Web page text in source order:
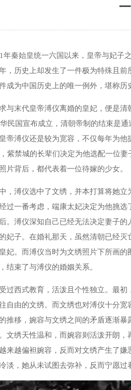
年秦始皇统一六国以来，皇帝与妃子
，历史上却发生了一件极为特殊且
成为中国历史上的唯一例外，堪称历
与末代皇帝溥仪离婚的皇妃，便是
民国宣布成立，清朝帝制的结束是
帝溥仪还是较为宽容，不仅每年为
紫禁城的长辈们决定为他选配一位
片背后，都代表着一位待嫁的少女。
，溥仪选中了文绣，并本打算将她
过一番考虑，端康太妃决定为他挑
。溥仪深知自己已经无法决定妻子
妃子。在婚礼那天，虽然清朝已经
妃。而溥仪当时为文绣照片下所画
结束了与溥仪的婚姻关系。
过西式教育，活泼且个性独立。最
自由的文绣。而文绣也对溥仪十分宽
推移，婉容与文绣之间的矛盾逐渐
文绣天性温和，而婉容则活泼开朗
来越偏袒婉容，反而对文绣产生了
淡，她从未试图去弥补，反而宁愿过